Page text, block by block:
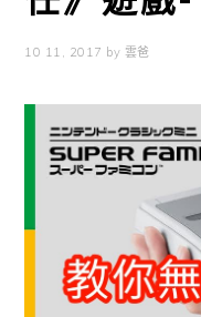
10 11, 2017 by 雲爸